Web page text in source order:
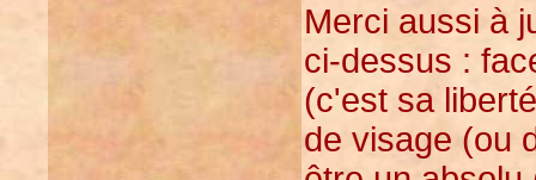
Merci aussi à
ci-dessus :
(c'est sa
de visage (ou